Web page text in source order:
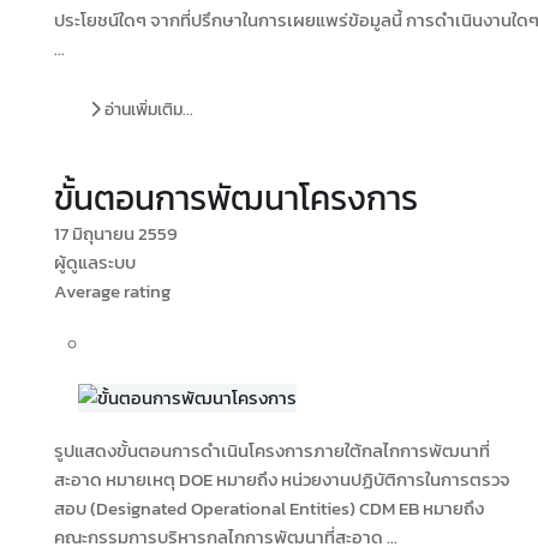
ประโยชน์ใดๆ จากที่ปรึกษาในการเผยแพร่ข้อมูลนี้ การดำเนินงานใดๆ
...
อ่านเพิ่มเติม...
ขั้นตอนการพัฒนาโครงการ
17 มิถุนายน 2559
ผู้ดูแลระบบ
Average rating
รูปแสดงขั้นตอนการดำเนินโครงการภายใต้กลไกการพัฒนาที่
สะอาด หมายเหตุ DOE หมายถึง หน่วยงานปฏิบัติการในการตรวจ
สอบ (Designated Operational Entities) CDM EB หมายถึง
คณะกรรมการบริหารกลไกการพัฒนาที่สะอาด ...